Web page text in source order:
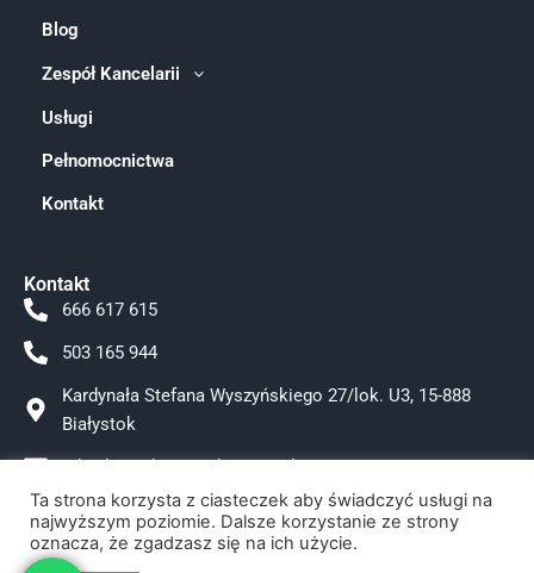
Blog
Zespół Kancelarii
Usługi
Pełnomocnictwa
Kontakt
Kontakt
666 617 615
503 165 944
Kardynała Stefana Wyszyńskiego 27/lok. U3, 15-888
Białystok
adwokat.tokarzewska@gmail.com
Facebook
Instagram
Ta strona korzysta z ciasteczek aby świadczyć usługi na
najwyższym poziomie. Dalsze korzystanie ze strony
oznacza, że zgadzasz się na ich użycie.